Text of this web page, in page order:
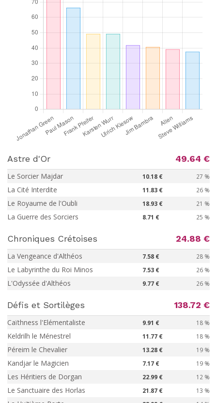
Astre d'Or 49.64 €
Le Sorcier Majdar 10.18 € 27 %
La Cité Interdite 11.83 € 26 %
Le Royaume de l'Oubli 18.93 € 21 %
La Guerre des Sorciers 8.71 € 25 %
Chroniques Crétoises 24.88 €
La Vengeance d'Althéos 7.58 € 28 %
Le Labyrinthe du Roi Minos 7.53 € 26 %
L'Odyssée d'Althéos 9.77 € 26 %
Défis et Sortilèges 138.72 €
Caïthness l'Elémentaliste 9.91 € 18 %
Keldrilh le Ménestrel 11.77 € 18 %
Péreim le Chevalier 13.28 € 19 %
Kandjar le Magicien 7.17 € 19 %
Les Héritiers de Dorgan 22.99 € 12 %
Le Sanctuaire des Horlas 21.87 € 13 %